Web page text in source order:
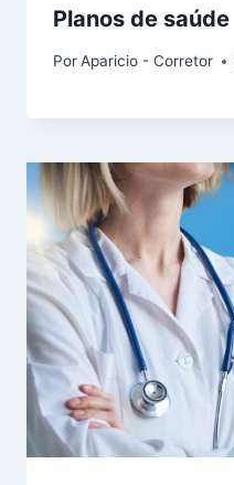
Planos de saúde
PorAparicio - Corretor